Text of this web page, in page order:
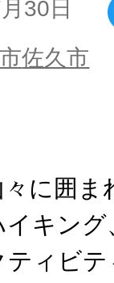
ーカー
ランス
30日
佐久市
に囲ま
キン
ティビ